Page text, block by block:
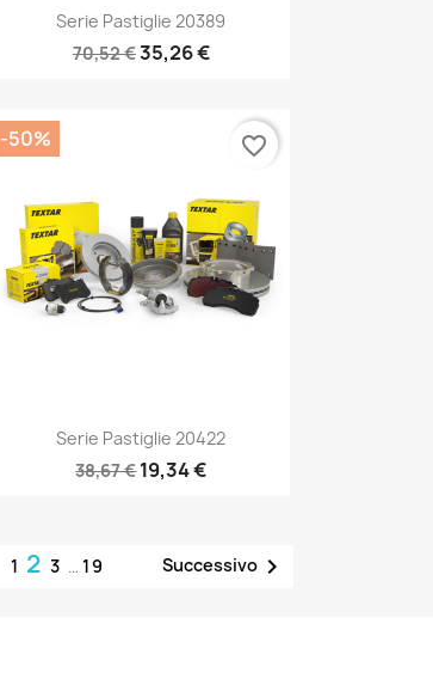
Anteprima
Serie Pastiglie 20389
70,52 €35,26 €
Anteprima
Serie Pastiglie 20422
38,67 €19,34 €
-50% favorite_border
1 23 … 19 Successivo